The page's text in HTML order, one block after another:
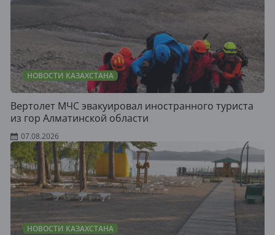
НОВОСТИ КАЗАХСТАНА
Вертолет МЧС эвакуировал иностранного туриста
из гор Алматинской области
07.08.2026
НОВОСТИ КАЗАХСТАНА